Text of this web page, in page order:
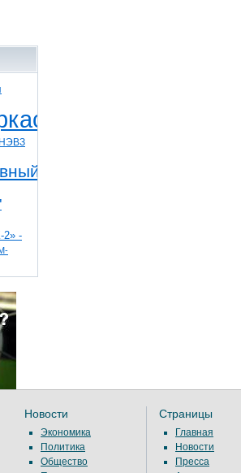
2» -
Новости
Экономика
Политика
Общество
Страницы
Главная
Новости
Пресса